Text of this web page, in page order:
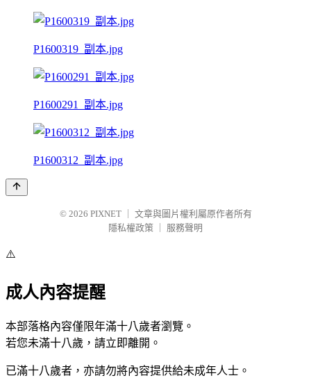
P1600319_副本.jpg
P1600291_副本.jpg
P1600312_副本.jpg
© 2026 PIXNET
文章與圖片權利屬原作者所有
隱私權政策
服務聲明
⚠️
成人內容提醒
本部落格內容僅限年滿十八歲者瀏覽。
若您未滿十八歲，請立即離開。
已滿十八歲者，亦請勿將內容提供給未成年人士。